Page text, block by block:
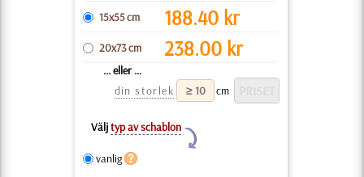
15x55 cm 188.40 kr
20x73 cm 238.00 kr
... eller ...
din storlek
cm
Väljtyp av schablon
Y
vanlig